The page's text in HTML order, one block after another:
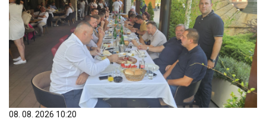
08. 08. 2026 10:20